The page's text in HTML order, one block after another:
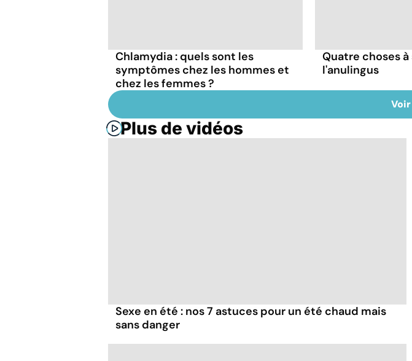
Chlamydia : quels sont les
symptômes chez les hommes et
chez les femmes ?
Quatre choses
l'anulingus
Plus de vidéos
Sexe en été : nos 7 astuces pour un été chaud mais
sans danger